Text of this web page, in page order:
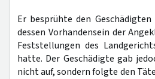
Er besprühte den
dessen Vorhandensein der
Feststellungen des
hatte. Der Geschädigte gab
nicht auf, sondern folgte den